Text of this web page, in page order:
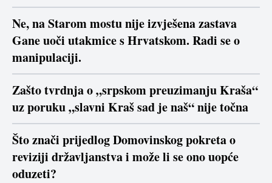
Ne, na Starom mostu nije izvješena zastava
Gane uoči utakmice s Hrvatskom. Radi se o
manipulaciji.
Zašto tvrdnja o „srpskom preuzimanju Kraša“
uz poruku „slavni Kraš sad je naš“ nije točna
Što znači prijedlog Domovinskog pokreta o
reviziji državljanstva i može li se ono uopće
oduzeti?